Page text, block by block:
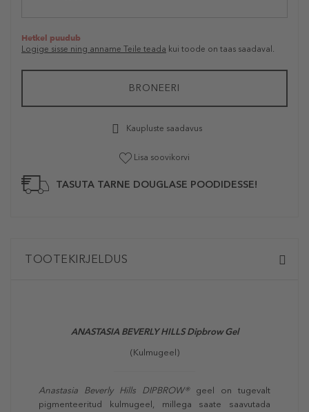
Hetkel puudub
Logige sisse ning anname Teile teada kui toode on taas saadaval.
BRONEERI
Kaupluste saadavus
Lisa soovikorvi
TASUTA TARNE DOUGLASE POODIDESSE!
TOOTEKIRJELDUS
ANASTASIA BEVERLY HILLSDipbrow Gel
(Kulmugeel)
Anastasia Beverly Hills DIPBROW®geel on tugevalt
pigmenteeritud kulmugeel, millega saate saavutada